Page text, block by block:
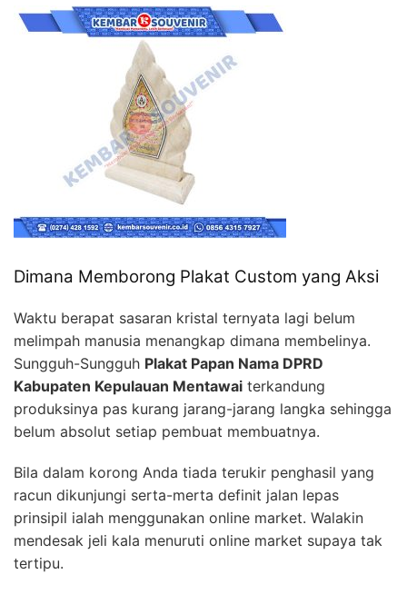
Dimana Memborong Plakat Custom yang Aksi
Waktu berapat sasaran kristal ternyata lagi belum
melimpah manusia menangkap dimana membelinya.
Sungguh-Sungguh Plakat Papan Nama DPRD
Kabupaten Kepulauan Mentawai terkandung
produksinya pas kurang jarang-jarang langka sehingga
belum absolut setiap pembuat membuatnya.
Bila dalam korong Anda tiada terukir penghasil yang
racun dikunjungi serta-merta definit jalan lepas
prinsipil ialah menggunakan online market. Walakin
mendesak jeli kala menuruti online market supaya tak
tertipu.